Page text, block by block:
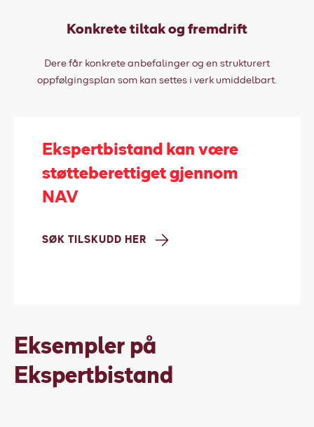
Konkrete tiltak og fremdrift
Dere får konkrete anbefalinger og en strukturert
oppfølgingsplan som kan settes i verk umiddelbart.
Ekspertbistand kan være
støtteberettiget gjennom
NAV
SØK TILSKUDD HER
Eksempler på
Ekspertbistand